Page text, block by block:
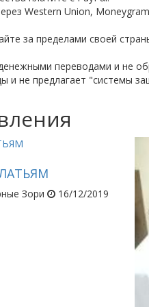
Western Union,
за пределами своей
переводами и не
и не предлагает "системы
Зори 16/12/2019